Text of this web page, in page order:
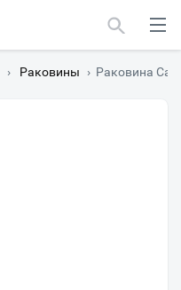
› Раковины › Раковина